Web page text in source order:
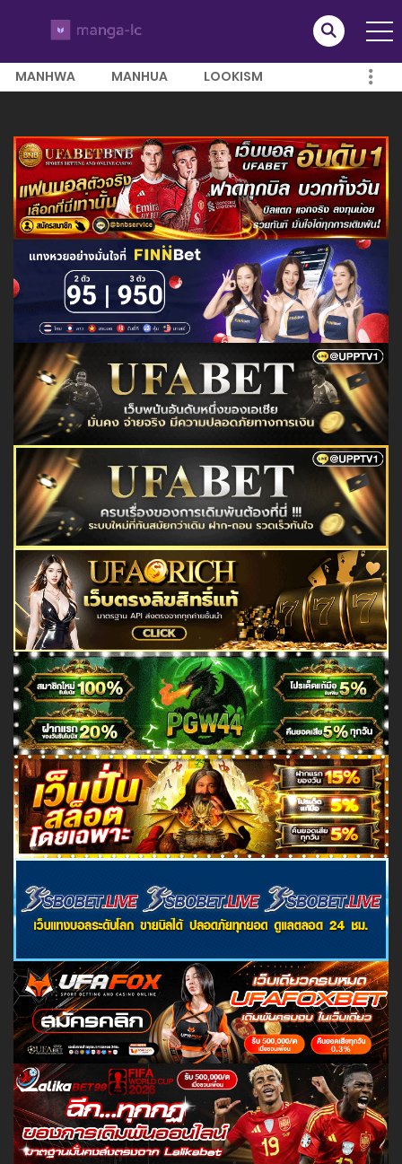
MANHWA MANHUA LOOKISM